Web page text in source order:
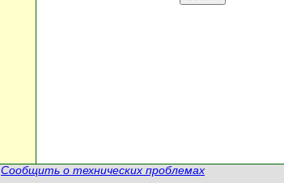
Сообщить о технических проблемах